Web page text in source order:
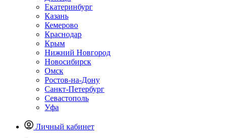
Екатеринбург
Казань
Кемерово
Краснодар
Крым
Нижний Новгород
Новосибирск
Омск
Ростов-на-Дону
Санкт-Петербург
Севастополь
Уфа
Личный кабинет